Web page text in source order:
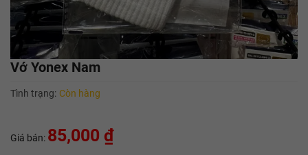
Vớ Yonex Nam
Tình trạng: Còn hàng
Giá bán: 85,000 ₫